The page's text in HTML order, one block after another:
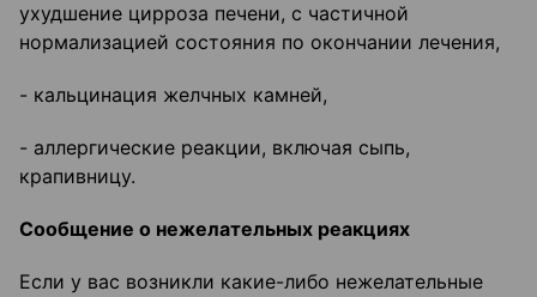
ухудшение цирроза печени, с частичной
нормализацией состояния по окончании лечения,
- кальцинация желчных камней,
- аллергические реакции, включая сыпь,
крапивницу.
Сообщение о нежелательных реакциях
Если у вас возникли какие-либо нежелательные